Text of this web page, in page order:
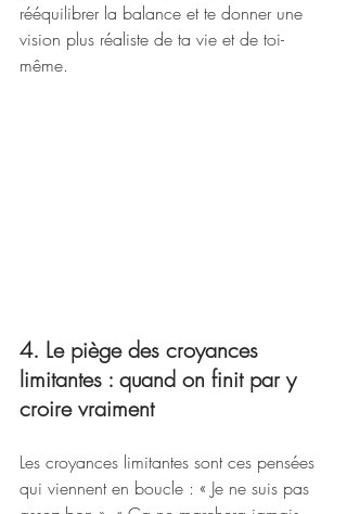
rééquilibrer la balance et te donner une
vision plus réaliste de ta vie et de toi-
même.
4. Le piège des croyances
limitantes : quand on finit par y
croire vraiment
Les croyances limitantes sont ces pensées
qui viennent en boucle : « Je ne suis pas